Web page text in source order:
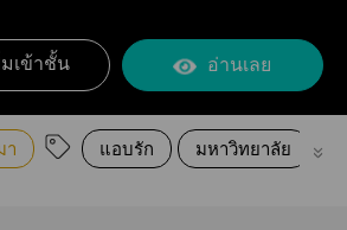
มเข้าชั้น อ่านเลย
า แอบรัก มหาวิทยาลัย